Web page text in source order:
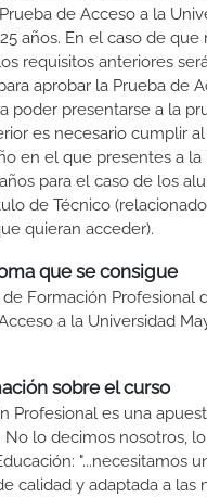
de Acceso a la
años. En el caso de que
requisitos anteriores
aprobar la Prueba de
poder presentarse a la
es necesario cumplir
en el que presentes a la
para el caso de los
de Técnico
quieran acceder).
que se consigue
Formación Profesional
a la Universidad
sobre el curso
Profesional es una
No lo decimos nosotros,
"...necesitamos
calidad y adaptada a las